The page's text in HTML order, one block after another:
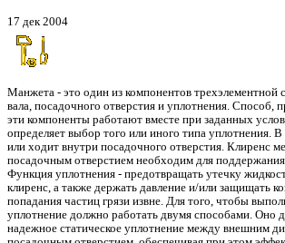
17 дек 2004
Манжета - это один из компонентов трехэлементной
вала, посадочного отверстия и уплотнения. Способ,
эти компоненты работают вместе при заданных
определяет выбор того или иного типа уплотнения. В
или ходит внутри посадочного отверстия. Клиренс
посадочным отверстием необходим для
Функция уплотнения - предотвращать утечку
клиренс, а также держать давление и/или защищать
попадания частиц грязи извне. Для того, чтобы
уплотнение должно работать двумя способами. Оно
надежное статическое уплотнение между внешним